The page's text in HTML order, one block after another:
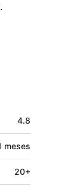
4.8
meses
20+